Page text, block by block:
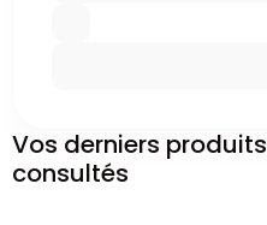
Vos derniers produits
consultés